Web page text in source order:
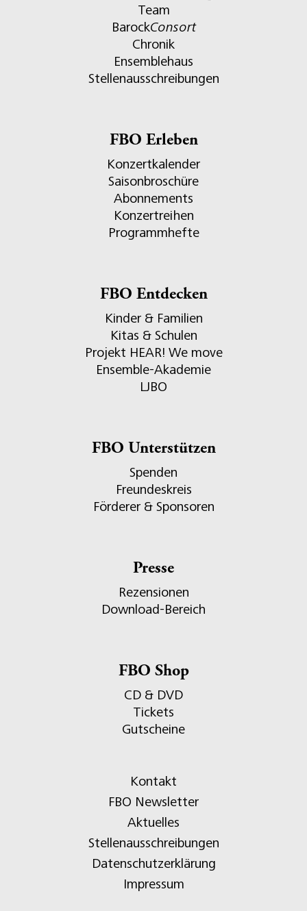
Team
BarockConsort
Chronik
Ensemblehaus
Stellenausschreibungen
FBO Erleben
Konzertkalender
Saisonbroschüre
Abonnements
Konzertreihen
Programmhefte
FBO Entdecken
Kinder & Familien
Kitas & Schulen
Projekt HEAR! We move
Ensemble-Akademie
LJBO
FBO Unterstützen
Spenden
Freundeskreis
Förderer & Sponsoren
Presse
Rezensionen
Download-Bereich
FBO Shop
CD & DVD
Tickets
Gutscheine
Kontakt
FBO Newsletter
Aktuelles
Stellenausschreibungen
Datenschutzerklärung
Impressum